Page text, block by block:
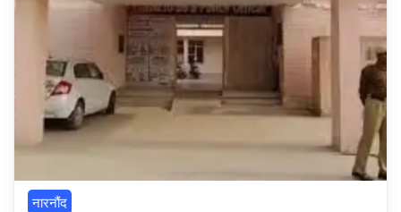
News, Student Portest News, Kisan Protest
News, AHN News, Abtak Haryana News,
नारनौंद